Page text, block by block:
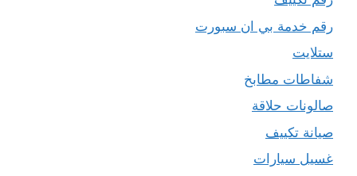
رقم خدمة بي ان سبورت
ستلايت
شفاطات مطابخ
صالونات حلاقة
صيانة تكييف
غسيل سيارات